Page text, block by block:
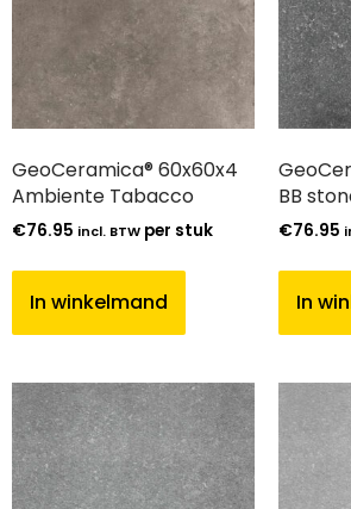
GeoCeramica® 60x60x4
Ambiente Tabacco
€76.95 incl. BTW per stuk
In winkelmand
BB
€76.95
In